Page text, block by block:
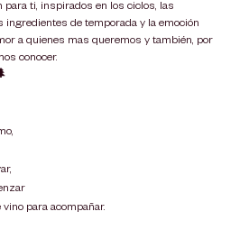
para ti, inspirados en los ciclos, las
ingredientes de temporada y la emoción
a quienes mas queremos y también, por
conocer.
para acompañar.